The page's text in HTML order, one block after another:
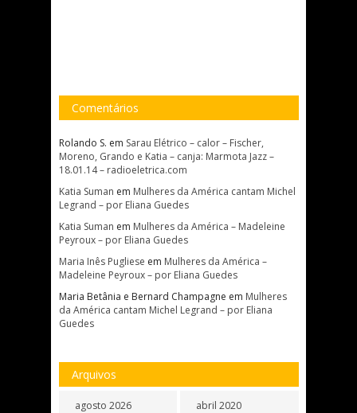
Comentários
Rolando S. em Sarau Elétrico – calor – Fischer,
Moreno, Grando e Katia – canja: Marmota Jazz –
18.01.14 – radioeletrica.com
Katia Suman em Mulheres da América cantam Michel
Legrand – por Eliana Guedes
Katia Suman em Mulheres da América – Madeleine
Peyroux – por Eliana Guedes
Maria Inês Pugliese em Mulheres da América –
Madeleine Peyroux – por Eliana Guedes
Maria Betânia e Bernard Champagne em Mulheres
da América cantam Michel Legrand – por Eliana
Guedes
Arquivos
agosto 2026 abril 2020